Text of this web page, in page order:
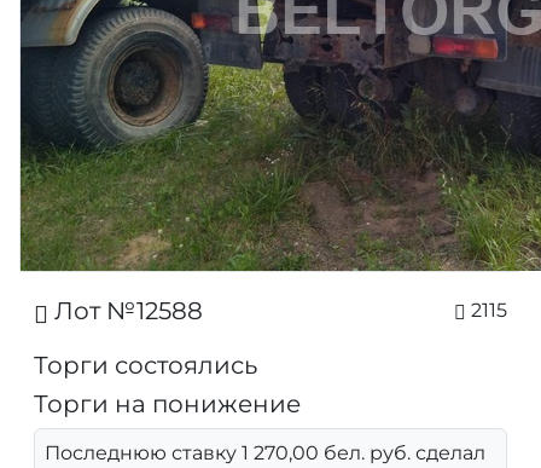
Лот №12588 2115
Торги состоялись
Торги на понижение
Последнюю ставку 1 270,00 бел. руб. сделал